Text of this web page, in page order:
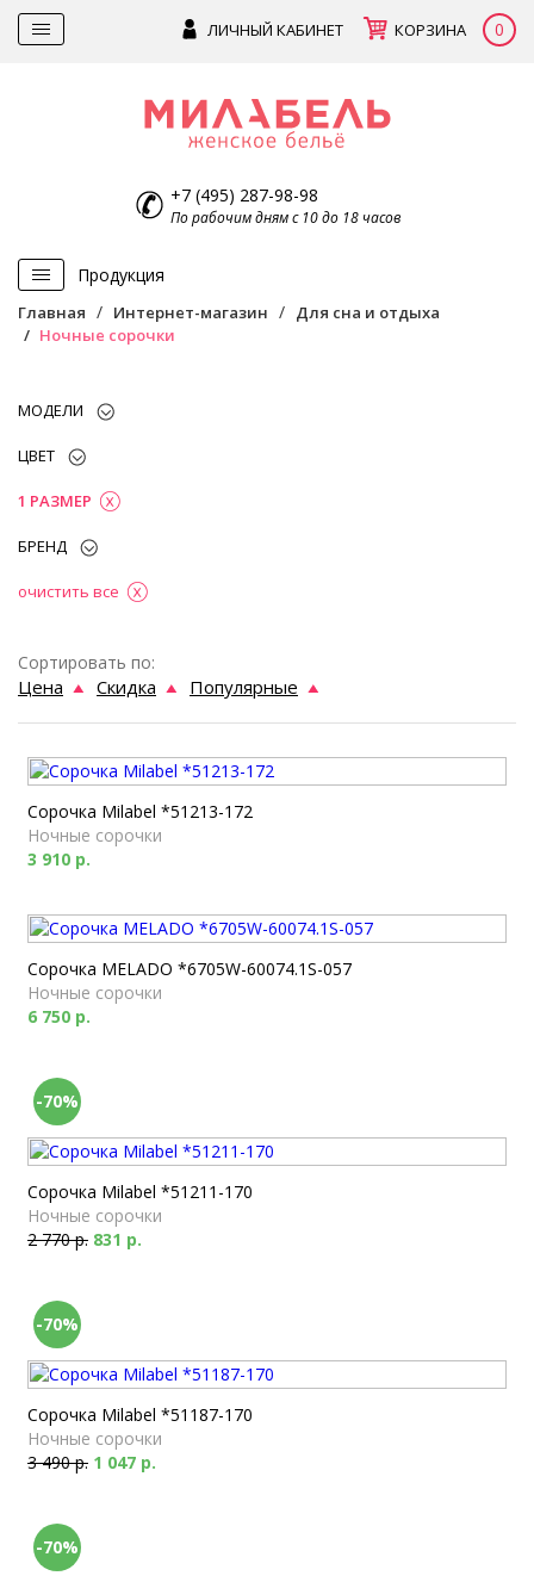
ЛИЧНЫЙ КАБИНЕТ КОРЗИНА 0
+7 (495) 287-98-98
По рабочим дням с 10 до 18 часов
Продукция
Главная Интернет-магазин
Для сна и отдыха
Ночные сорочки
МОДЕЛИ
ЦВЕТ
1 РАЗМЕР
БРЕНД
очистить все
Сортировать по:
Цена Скидка Популярные
Сорочка Milabel *51213-172
Ночные сорочки
3 910 р.
Сорочка MELADO *6705W-60074.1S-057
Ночные сорочки
6 750 р.
-70%
Сорочка Milabel *51211-170
Ночные сорочки
2 770 р. 831 р.
-70%
Сорочка Milabel *51187-170
Ночные сорочки
3 490 р. 1 047 р.
-70%